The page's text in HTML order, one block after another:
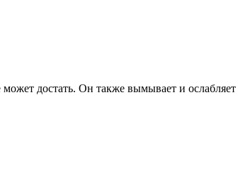
достать. Он также вымывает и ослабляет